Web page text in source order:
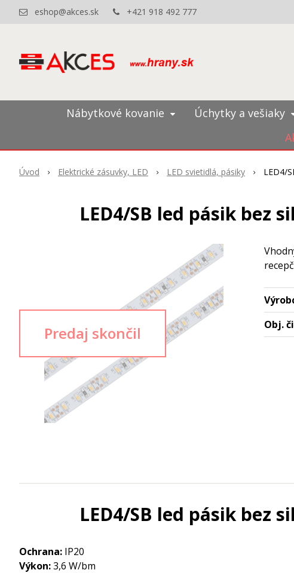
eshop@akces.sk +421 918 492 777
Nábytkové kovanie Úchytky a vešiaky
Úvod Elektrické zásuvky, LED LED svietidlá, pásiky LED4/
LED4/SB led pásik bez
Obj.
LED4/SB led pásik bez
Ochrana: IP20
Výkon:3,6 W/bm